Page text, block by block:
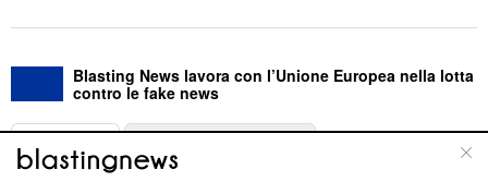
Blasting News lavora con l’Unione Europea nella lotta
contro le fake news
ABOUT